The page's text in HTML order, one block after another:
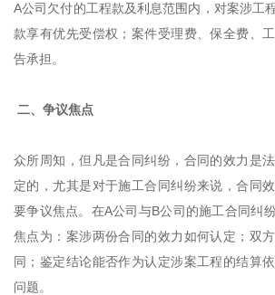
A公司欠付的工程款及利息范围内，对案涉工
款享有优先受偿权；案件受理费、保全费、
告承担。
二、争议焦点
众所周知，但凡是合同纠纷，合同的效力是
定的，尤其是对于施工合同纠纷来说，合同
要争议焦点。在A公司与B公司的施工合同纠
焦点为：案涉两份合同的效力如何认定；双
同；鉴定结论能否作为认定涉案工程的结算
问题。